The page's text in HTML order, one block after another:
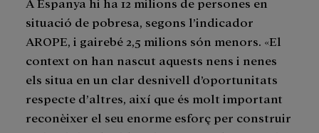
situació de pobresa, segons l’indicador
AROPE, i gairebé 2,5 milions són menors. «El
context on han nascut aquests nens i nenes
els situa en un clar desnivell d’oportunitats
respecte d’altres, així que és molt important
reconèixer el seu enorme esforç per construir